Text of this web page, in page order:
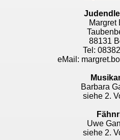
Margret
88131
Tel:
eMail:
Barbara
siehe 2.
Uwe
siehe 2.